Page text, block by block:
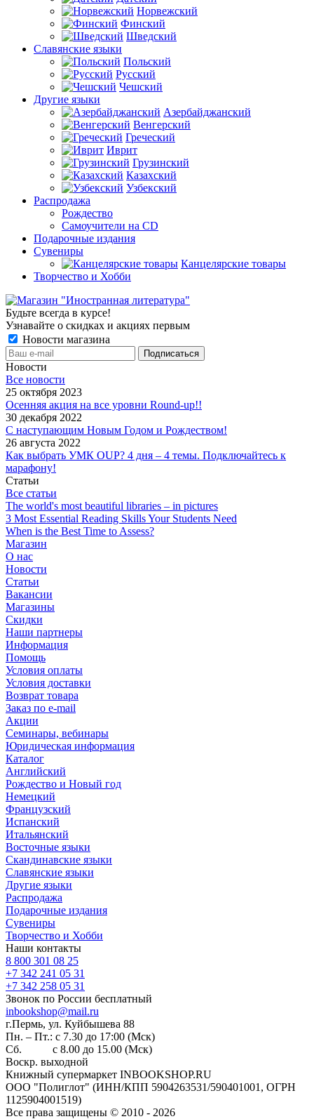
Норвежский
Финский
Шведский
Славянские языки
Польский
Русский
Чешский
Другие языки
Азербайджанский
Венгерский
Греческий
Иврит
Грузинский
Казахский
Узбекский
Распродажа
Рождество
Самоучители на CD
Подарочные издания
Сувениры
Канцелярские товары
Творчество и Хобби
Будьте всегда в курсе!
Узнавайте о скидках и акциях первым
Новости магазина
Новости
Все новости
25 октября 2023
Осенняя акция на все уровни Round-up!!
30 декабря 2022
С наступающим Новым Годом и Рождеством!
26 августа 2022
Как выбрать УМК OUP? 4 дня – 4 темы. Подключайтесь к
марафону!
Статьи
Все статьи
The world's most beautiful libraries – in pictures
3 Most Essential Reading Skills Your Students Need
When is the Best Time to Assess?
Магазин
О нас
Новости
Статьи
Вакансии
Магазины
Скидки
Наши партнеры
Информация
Помощь
Условия оплаты
Условия доставки
Возврат товара
Заказ по e-mail
Акции
Семинары, вебинары
Юридическая информация
Каталог
Английский
Рождество и Новый год
Немецкий
Французский
Испанский
Итальянский
Восточные языки
Скандинавские языки
Славянские языки
Другие языки
Распродажа
Подарочные издания
Сувениры
Творчество и Хобби
Наши контакты
8 800 301 08 25
+7 342 241 05 31
+7 342 258 05 31
Звонок по России бесплатный
inbookshop@mail.ru
г.Пермь, ул. Куйбышева 88
Пн. – Пт.: с 7.30 до 17:00 (Мск)
Сб. с 8.00 до 15.00 (Мск)
Воскр. выходной
Книжный супермаркет INBOOKSHOP.RU
ООО "Полиглот" (ИНН/КПП 5904263531/590401001, ОГРН
1125904001519)
Все права защищены © 2010 - 2026